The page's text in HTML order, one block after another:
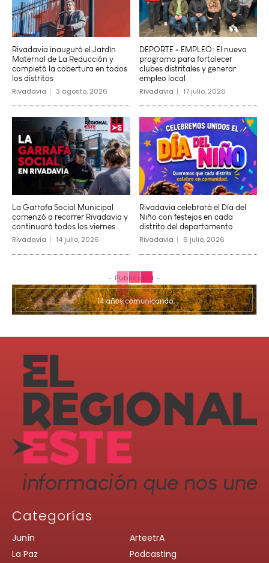
Rivadavia inauguró el Jardín
Maternal de La Reducción y
completó la cobertura en todos
los distritos
Rivadavia 3 agosto, 2026
DEPORTE + EMPLEO: El nuevo
programa para fortalecer
clubes distritales y generar
empleo local
Rivadavia 17 julio, 2026
La Garrafa Social Municipal
comenzó a recorrer Rivadavia y
continuará todos los viernes
Rivadavia 14 julio, 2026
Rivadavia celebrará el Día del
Niño con festejos en cada
distrito del departamento
Rivadavia 6 julio, 2026
- Publicidad -
Categorías
Junín
La Paz
ArteetrA
Podcasting